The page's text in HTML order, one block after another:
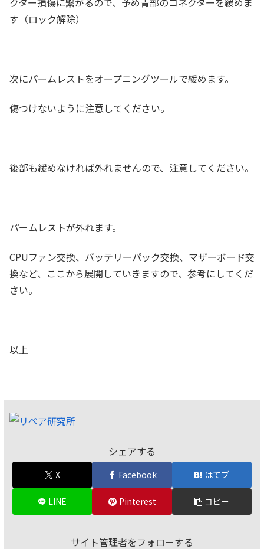
す（ロック解除）
次にパームレストをオープニングツールで緩めます。
傷つけないように注意してください。
後部も緩めなければ外れませんので、注意してください。
パームレストが外れます。
CPUファン交換、バッテリーパック交換、マザーボード交
換など、ここから展開していきますので、参考にしてくだ
さい。
以上
シェアする
X Facebook はてブ
LINE Pinterest コピー
サイト管理者をフォローする